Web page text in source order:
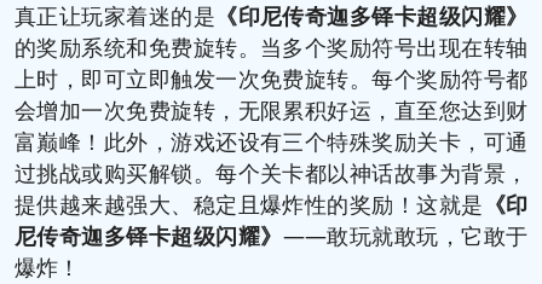
真正让玩家着迷的是 《印尼传奇迦多铎卡超级闪耀》
的奖励系统和免费旋转。当多个奖励符号出现在转轴
上时，即可立即触发一次免费旋转。每个奖励符号都
会增加一次免费旋转，无限累积好运，直至您达到财
富巅峰！此外，游戏还设有三个特殊奖励关卡，可通
过挑战或购买解锁。每个关卡都以神话故事为背景，
提供越来越强大、稳定且爆炸性的奖励！这就是 《印
尼传奇迦多铎卡超级闪耀》 ——敢玩就敢玩，它敢于
爆炸！